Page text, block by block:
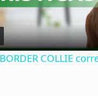
Video
COLLIE